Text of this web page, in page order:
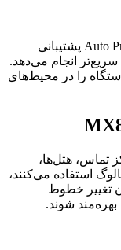
گیت وی MX8G-8FXO از قابلیت Auto Provisioning پشتیبانی
انجام می‌دهد.
را در محیط‌های
تماس، هتل‌ها،
استفاده می‌کنند،
تغییر خطوط